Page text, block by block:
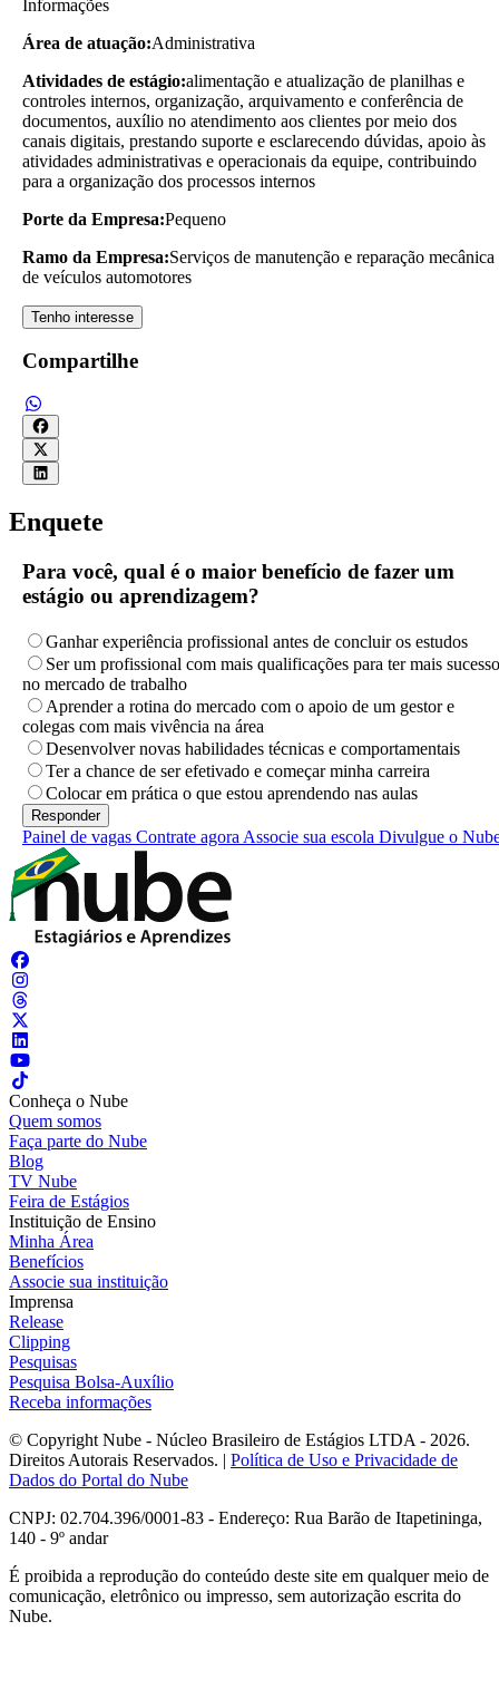
Informações
Área de atuação:Administrativa
Atividades de estágio:alimentação e atualização de planilhas e
controles internos, organização, arquivamento e conferência de
documentos, auxílio no atendimento aos clientes por meio dos
canais digitais, prestando suporte e esclarecendo dúvidas, apoio às
atividades administrativas e operacionais da equipe, contribuindo
para a organização dos processos internos
Porte da Empresa:Pequeno
Ramo da Empresa:Serviços de manutenção e reparação mecânica
de veículos automotores
Tenho interesse
Compartilhe
Enquete
Para você, qual é o maior benefício de fazer um
estágio ou aprendizagem?
Ganhar experiência profissional antes de concluir os estudos
Ser um profissional com mais qualificações para ter mais sucesso
no mercado de trabalho
Aprender a rotina do mercado com o apoio de um gestor e
colegas com mais vivência na área
Desenvolver novas habilidades técnicas e comportamentais
Ter a chance de ser efetivado e começar minha carreira
Colocar em prática o que estou aprendendo nas aulas
Painel de vagas Contrate agora Associe sua escola Divulgue o
Conheça o Nube
Quem somos
Faça parte do Nube
Blog
TV Nube
Feira de Estágios
Instituição de Ensino
Minha Área
Benefícios
Associe sua instituição
Imprensa
Release
Clipping
Pesquisas
Pesquisa Bolsa-Auxílio
Receba informações
© Copyright Nube - Núcleo Brasileiro de Estágios LTDA - 2026.
Direitos Autorais Reservados. | Política de Uso e Privacidade de
Dados do Portal do Nube
CNPJ: 02.704.396/0001-83 - Endereço: Rua Barão de Itapetininga,
140 - 9º andar
É proibida a reprodução do conteúdo deste site em qualquer meio de
comunicação, eletrônico ou impresso, sem autorização escrita do
Nube.